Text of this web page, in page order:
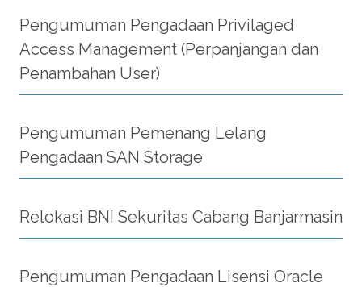
Pengumuman Pengadaan Privilaged
Access Management (Perpanjangan dan
Penambahan User)
Pengumuman Pemenang Lelang
Pengadaan SAN Storage
Relokasi BNI Sekuritas Cabang Banjarmasin
Pengumuman Pengadaan Lisensi Oracle